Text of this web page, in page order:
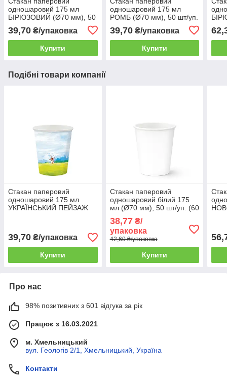
одношаровий 175 мл
БІРЮЗОВИЙ (Ø70 мм), 50
39,70 ₴/упаковка
Купити
одношаровий 175 мл
РОМБ (Ø70 мм), 50 шт/уп.
39,70₴/упаковка
Купити
Подібні товари компанії
Стакан паперовий
одношаровий 175 мл
УКРАЇНСЬКИЙ ПЕЙЗАЖ
39,70 ₴/упаковка
Купити
Стакан паперовий
одношаровий білий 175
мл (Ø70 мм), 50 шт/уп. (60
уп./ящик)
38,77₴/
упаковка
42,60 ₴/упаковка
Купити
Про нас
98% позитивних з 601 відгука за рік
Працює з 16.03.2021
м. Хмельницький
вул. Геологів 2/1, Хмельницький, Україна
Контакти